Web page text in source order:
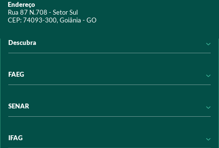
Endereço
Rua 87 N.708 - Setor Sul
CEP: 74093-300, Goiânia - GO
Descubra
Acervo digital
Programas e Serviços
Trabalhe conosco
FAEG
Transparência
SENAR
Transparência
IFAG